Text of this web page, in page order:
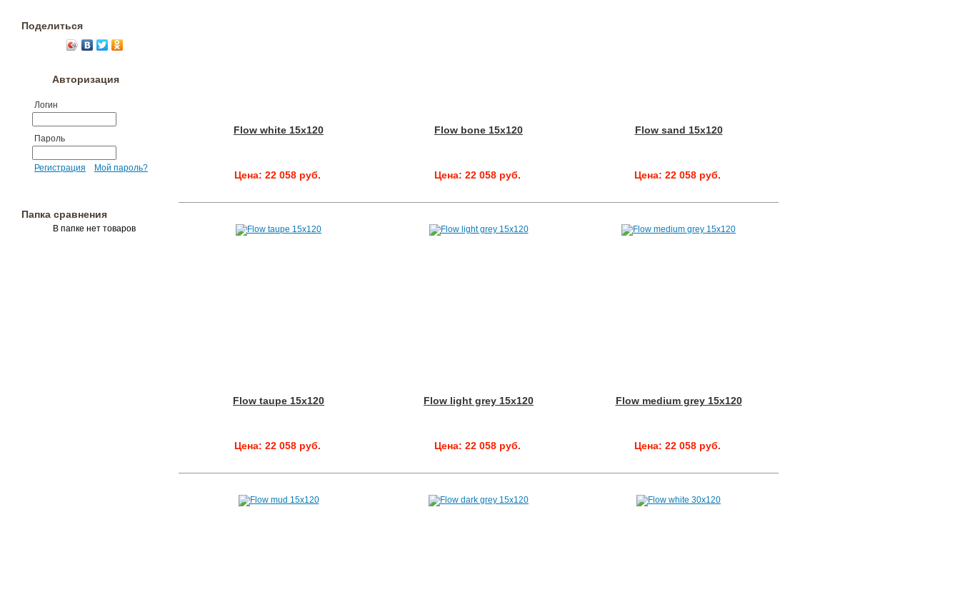
Поделиться
Авторизация
Логин
Пароль
Регистрация Мой пароль?
Папка сравнения
В папке нет товаров
Flow white 15x120
Цена: 22 058 руб.
Flow bone 15x120
Цена: 22 058 руб.
Flow sand 15x120
Цена: 22 058 руб.
Flow taupe 15x120
Цена: 22 058 руб.
Flow light grey 15x120
Цена: 22 058 руб.
Flow medium grey 15x120
Цена: 22 058 руб.